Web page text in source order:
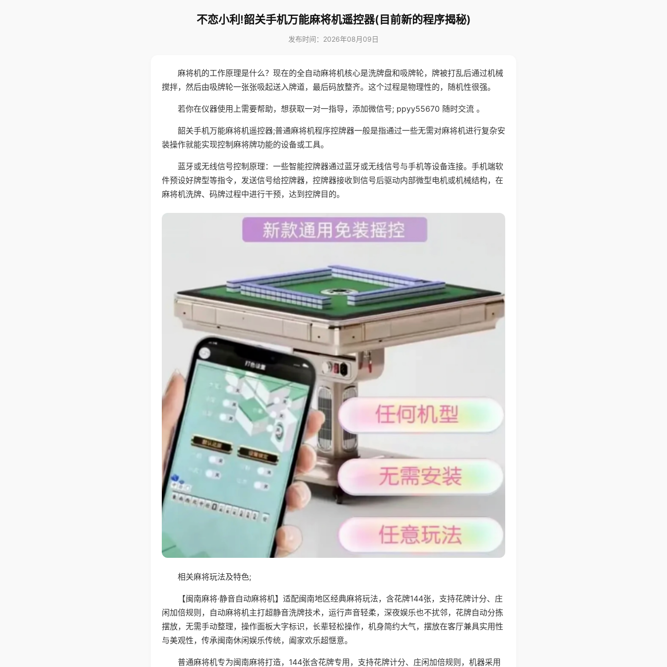
不恋小利!韶关手机万能麻将机遥控器(目前新的程序揭秘)
发布时间：2026年08月09日
麻将机的工作原理是什么？现在的全自动麻将机核心是洗牌盘和吸牌轮，牌被打乱后通过机械
搅拌，然后由吸牌轮一张张吸起送入牌道，最后码放整齐。这个过程是物理性的，随机性很强。
若你在仪器使用上需要帮助，想获取一对一指导，添加微信号; ppyy55670 随时交流 。
韶关手机万能麻将机遥控器;普通麻将机程序控牌器一般是指通过一些无需对麻将机进行复杂安
装操作就能实现控制麻将牌功能的设备或工具。
蓝牙或无线信号控制原理：一些智能控牌器通过蓝牙或无线信号与手机等设备连接。手机端软
件预设好牌型等指令，发送信号给控牌器，控牌器接收到信号后驱动内部微型电机或机械结构，在
麻将机洗牌、码牌过程中进行干预，达到控牌目的。
相关麻将玩法及特色;
【闽南麻将·静音自动麻将机】适配闽南地区经典麻将玩法，含花牌144张，支持花牌计分、庄
闲加倍规则，自动麻将机主打超静音洗牌技术，运行声音轻柔，深夜娱乐也不扰邻，花牌自动分拣
摆放，无需手动整理，操作面板大字标识，长辈轻松操作，机身简约大气，摆放在客厅兼具实用性
与美观性，传承闽南休闲娱乐传统，阖家欢乐超惬意。
普通麻将机专为闽南麻将打造，144张含花牌专用，支持花牌计分、庄闲加倍规则，机器采用